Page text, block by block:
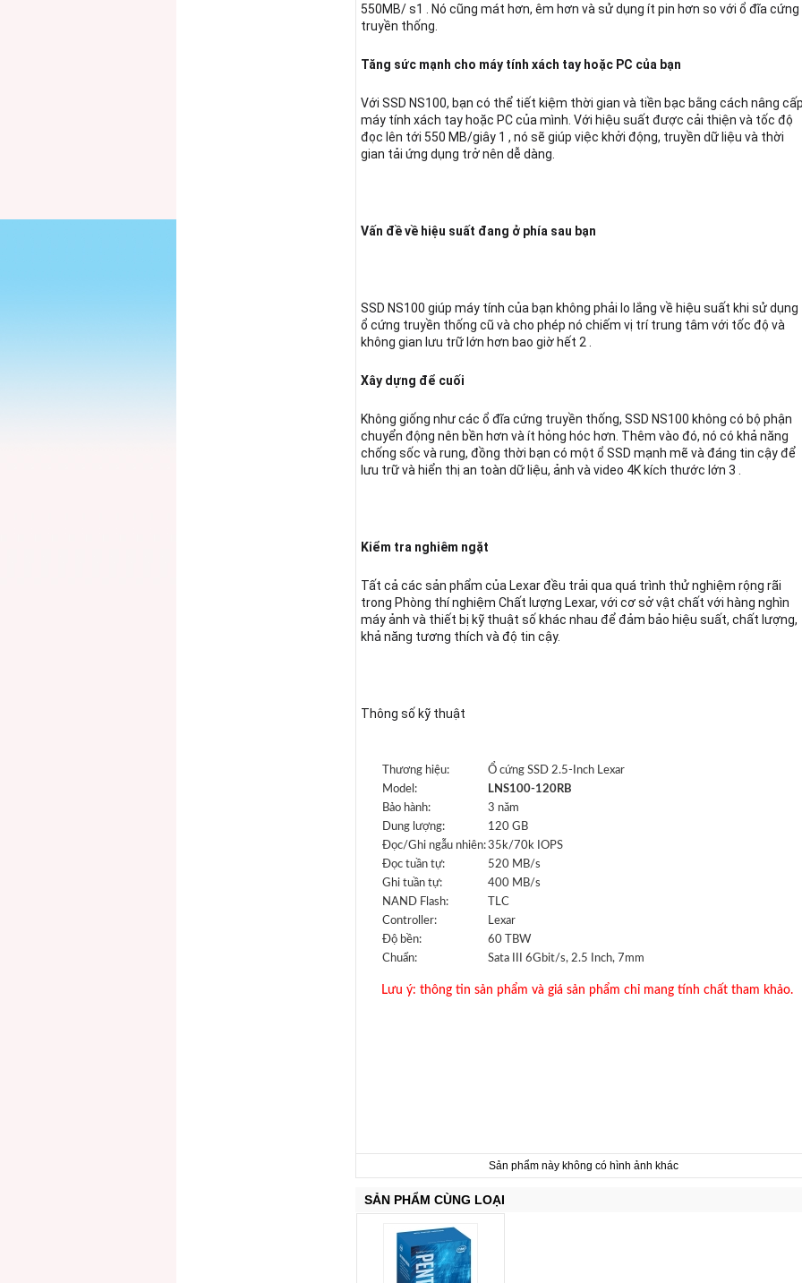
550MB/ s1 . Nó cũng mát hơn, êm hơn và sử dụng ít pin hơn so với ổ đĩa cứng
truyền thống.
Tăng sức mạnh cho máy tính xách tay hoặc PC của bạn
Với SSD NS100, bạn có thể tiết kiệm thời gian và tiền bạc bằng cách nâng
máy tính xách tay hoặc PC của mình. Với hiệu suất được cải thiện và tốc độ
đọc lên tới 550 MB/giây 1 , nó sẽ giúp việc khởi động, truyền dữ liệu và thời
gian tải ứng dụng trở nên dễ dàng.
Vấn đề về hiệu suất đang ở phía sau bạn
SSD NS100 giúp máy tính của bạn không phải lo lắng về hiệu suất khi sử dụng
ổ cứng truyền thống cũ và cho phép nó chiếm vị trí trung tâm với tốc độ và
không gian lưu trữ lớn hơn bao giờ hết 2 .
Xây dựng để cuối
Không giống như các ổ đĩa cứng truyền thống, SSD NS100 không có bộ phận
chuyển động nên bền hơn và ít hỏng hóc hơn. Thêm vào đó, nó có khả năng
chống sốc và rung, đồng thời bạn có một ổ SSD mạnh mẽ và đáng tin cậy để
lưu trữ và hiển thị an toàn dữ liệu, ảnh và video 4K kích thước lớn 3 .
Kiểm tra nghiêm ngặt
Tất cả các sản phẩm của Lexar đều trải qua quá trình thử nghiệm rộng rãi
trong Phòng thí nghiệm Chất lượng Lexar, với cơ sở vật chất với hàng nghìn
máy ảnh và thiết bị kỹ thuật số khác nhau để đảm bảo hiệu suất, chất lượng,
khả năng tương thích và độ tin cậy.
Thông số kỹ thuật
Thương hiệu:
Ổ cứng SSD 2.5-Inch Lexar
Model:
LNS100-120RB
Bảo hành:
3 năm
Dung lượng:
120 GB
Đọc/Ghi ngẫu nhiên:35k/70k IOPS
Đọc tuần tự:
520 MB/s
Ghi tuần tự:
400 MB/s
NAND Flash:
TLC
Controller:
Lexar
Độ bền:
60 TBW
Chuẩn:
Sata III 6Gbit/s, 2.5 Inch, 7mm
Lưu ý: thông tin sản phẩm và giá sản phẩm chỉ mang tính chất tham khảo.
Sản phẩm này không có hình ảnh khác
SẢN PHẨM CÙNG LOẠI